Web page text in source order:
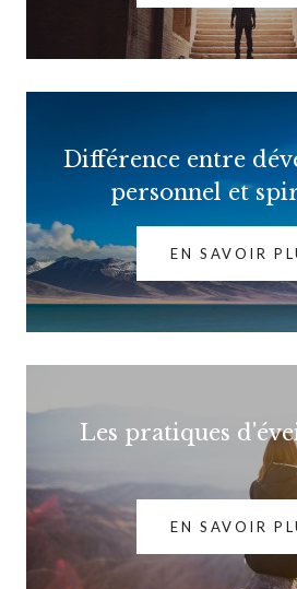
Différence entre
personnel et
EN SAVOIR
Les pratiques
EN SAVOIR